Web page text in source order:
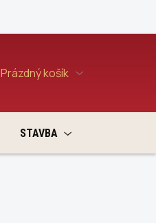
Nákupní
Prázdný košík
STAVBA